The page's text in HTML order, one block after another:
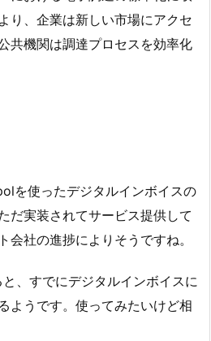
り、企業は新しい市場にアクセ
共機関は調達プロセスを効率化
を使ったデジタルインボイスの
だ実装されてサービス提供して
会社の進捗によりそうですね。
、すでにデジタルインボイスに
ようです。使ってみたいけど相